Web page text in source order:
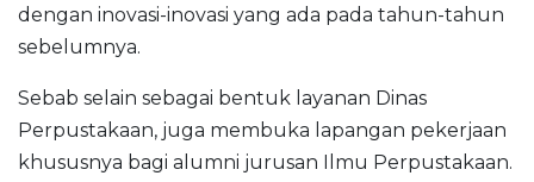
dengan inovasi-inovasi yang ada pada tahun-tahun
sebelumnya.
Sebab selain sebagai bentuk layanan Dinas
Perpustakaan, juga membuka lapangan pekerjaan
khususnya bagi alumni jurusan Ilmu Perpustakaan.